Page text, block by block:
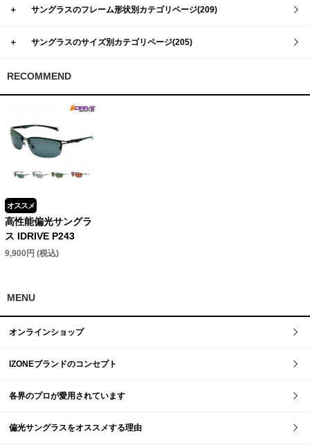
＋ サングラスのフレーム形状別カテゴリページ(209)
＋ サングラスのサイズ別カテゴリページ(205)
RECOMMEND
オススメ
高性能偏光サングラ
ス IDRIVE P243
9,900円 (税込)
MENU
オンラインショップ
IZONEブランドのコンセプト
各界のプロが愛用されています
偏光サングラスをオススメする理由